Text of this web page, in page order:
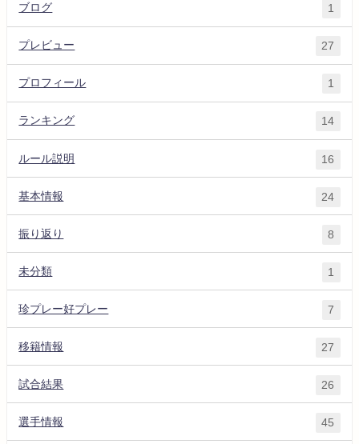
ブログ 1
プレビュー 27
プロフィール 1
ランキング 14
ルール説明 16
基本情報 24
振り返り 8
未分類 1
珍プレー好プレー 7
移籍情報 27
試合結果 26
選手情報 45